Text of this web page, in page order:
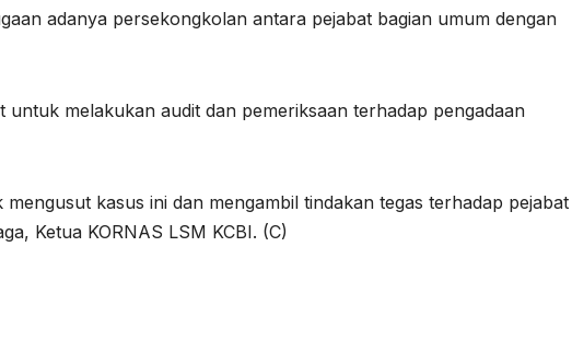
adanya persekongkolan antara pejabat bagian umum dengan
untuk melakukan audit dan pemeriksaan terhadap pengadaan
mengusut kasus ini dan mengambil tindakan tegas terhadap pejabat
Ketua KORNAS LSM KCBI. (C)